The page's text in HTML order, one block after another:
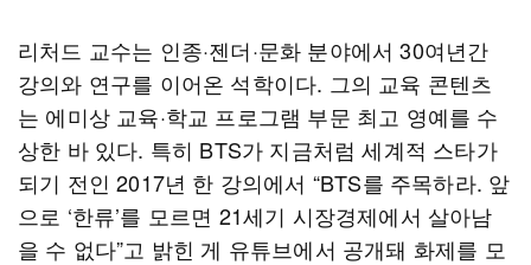
리처드 교수는 인종·젠더·문화 분야에서 30여년간
강의와 연구를 이어온 석학이다. 그의 교육 콘텐츠
는 에미상 교육·학교 프로그램 부문 최고 영예를 수
상한 바 있다. 특히 BTS가 지금처럼 세계적 스타가
되기 전인 2017년 한 강의에서 “BTS를 주목하라. 앞
으로 ‘한류’를 모르면 21세기 시장경제에서 살아남
을 수 없다”고 밝힌 게 유튜브에서 공개돼 화제를 모